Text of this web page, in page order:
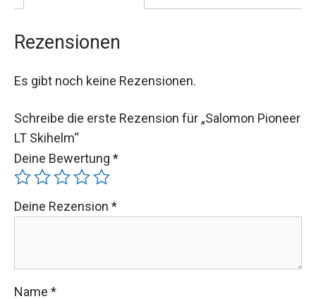
Rezensionen
Es gibt noch keine Rezensionen.
Schreibe die erste Rezension für „Salomon Pioneer
LT Skihelm“
Deine Bewertung *
Deine Rezension *
Name *